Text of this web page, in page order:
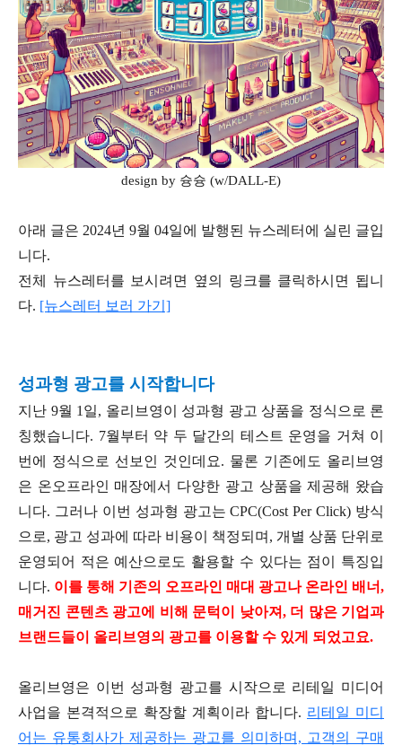
design by 슝슝 (w/DALL-E)
아래 글은 2024년 9월 04일에 발행된 뉴스레터에 실린 글입
니다.
전체 뉴스레터를 보시려면 옆의 링크를 클릭하시면 됩니
다. [뉴스레터 보러 가기]
성과형 광고를 시작합니다
지난 9월 1일, 올리브영이 성과형 광고 상품을 정식으로 론
칭했습니다. 7월부터 약 두 달간의 테스트 운영을 거쳐 이
번에 정식으로 선보인 것인데요. 물론 기존에도 올리브영
은 온오프라인 매장에서 다양한 광고 상품을 제공해 왔습
니다. 그러나 이번 성과형 광고는 CPC(Cost Per Click) 방식
으로, 광고 성과에 따라 비용이 책정되며, 개별 상품 단위로
운영되어 적은 예산으로도 활용할 수 있다는 점이 특징입
니다. 이를 통해 기존의 오프라인 매대 광고나 온라인 배너,
매거진 콘텐츠 광고에 비해 문턱이 낮아져, 더 많은 기업과
브랜드들이 올리브영의 광고를 이용할 수 있게 되었고요.
올리브영은 이번 성과형 광고를 시작으로 리테일 미디어
사업을 본격적으로 확장할 계획이라 합니다. 리테일 미디
어는 유통회사가 제공하는 광고를 의미하며, 고객의 구매